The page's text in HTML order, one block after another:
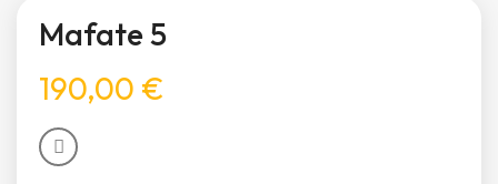
Mafate 5
190,00 €